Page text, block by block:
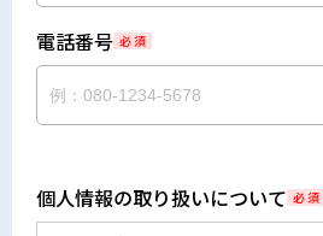
電話番号 必 須
個人情報の取り扱いについて 必 須